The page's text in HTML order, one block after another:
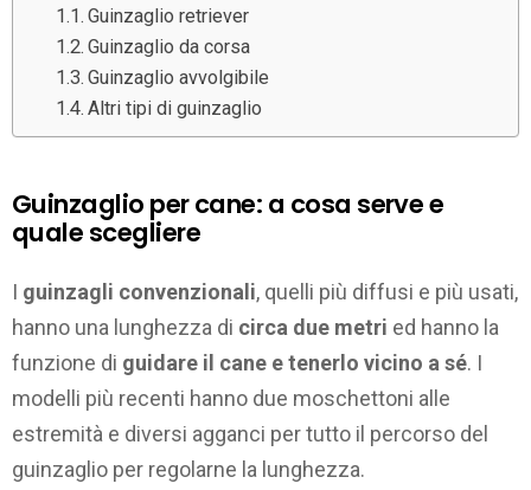
Guinzaglio retriever
Guinzaglio da corsa
Guinzaglio avvolgibile
Altri tipi di guinzaglio
Guinzaglio per cane: a cosa serve e
quale scegliere
I guinzagli convenzionali, quelli più diffusi e più usati,
hanno una lunghezza di circa due metri ed hanno la
funzione di guidare il cane e tenerlo vicino a sé. I
modelli più recenti hanno due moschettoni alle
estremità e diversi agganci per tutto il percorso del
guinzaglio per regolarne la lunghezza.